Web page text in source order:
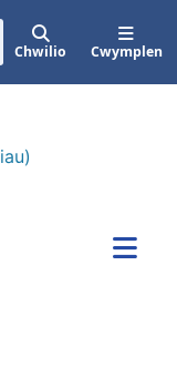
Chwilio Cwymplen